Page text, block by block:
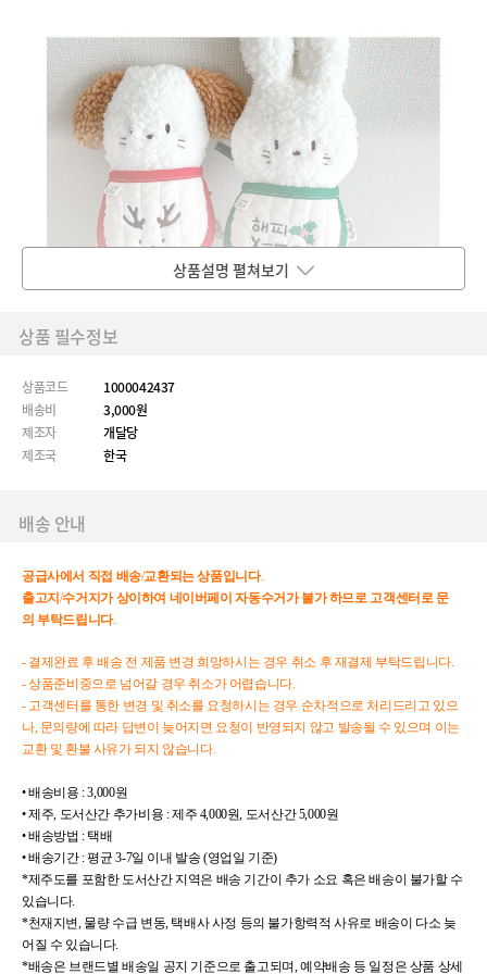
상품설명 펼쳐보기
상품 필수정보
상품코드
1000042437
배송비
3,000원
제조자
개달당
제조국
한국
배송 안내
공급사에서 직접 배송/교환되는상품입니다.
출고지 /수거지가 상이하여 네이버페이 자동수거가 불가하므로고객센터로문
의 부탁드립니다.
- 결제완료 후 배송 전 제품 변경 희망하시는 경우 취소 후 재결제 부탁드립니다.
- 상품준비중으로 넘어갈 경우 취소가 어렵습니다.
- 고객센터를 통한 변경 및 취소를 요청하시는 경우 순차적으로 처리드리고 있으
나, 문의량에 따라 답변이 늦어지면 요청이 반영되지 않고 발송될 수 있으며 이는
교환 및 환불 사유가 되지 않습니다.
• 배송비용 : 3,000원
• 제주, 도서산간 추가비용 : 제주 4,000원, 도서산간 5,000원
• 배송방법 : 택배
• 배송기간 : 평균 3-7일 이내 발송 (영업일 기준)
*제주도를 포함한 도서산간 지역은 배송 기간이 추가 소요 혹은 배송이 불가할 수
있습니다.
*천재지변, 물량 수급 변동, 택배사 사정 등의 불가항력적 사유로 배송이 다소 늦
어질 수 있습니다.
*배송은 브랜드별 배송일 공지 기준으로 출고되며, 예약배송 등 일정은 상품 상세